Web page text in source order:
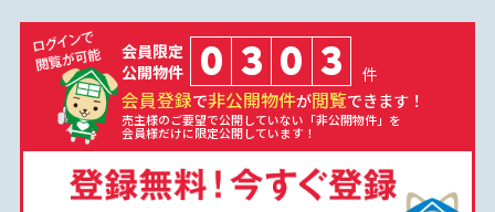
会員限定
公開物件
0 3 0 3 件
会員登録で非公開物件が閲覧できます！
売主様のご要望で公開していない「非公開物件」を
会員様だけに限定公開しています！